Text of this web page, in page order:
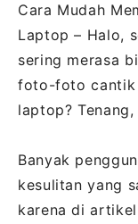
Cara Mudah
Laptop – Halo,
sering merasa
foto-foto cantik
laptop?
Banyak
kesulitan yang
karena di